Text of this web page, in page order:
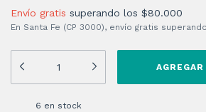
Envío gratis superando los $80.000
En Santa Fe (CP 3000), envío gratis
6 en stock